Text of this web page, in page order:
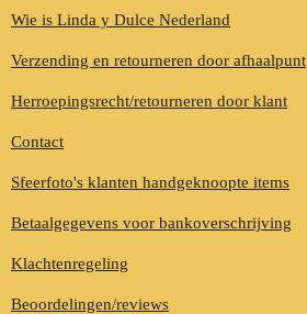
Wie is Linda y Dulce Nederland
Verzending en retourneren door afhaalpunt
Herroepingsrecht/retourneren door klant
Contact
Sfeerfoto's klanten handgeknoopte items
Betaalgegevens voor bankoverschrijving
Klachtenregeling
Beoordelingen/reviews